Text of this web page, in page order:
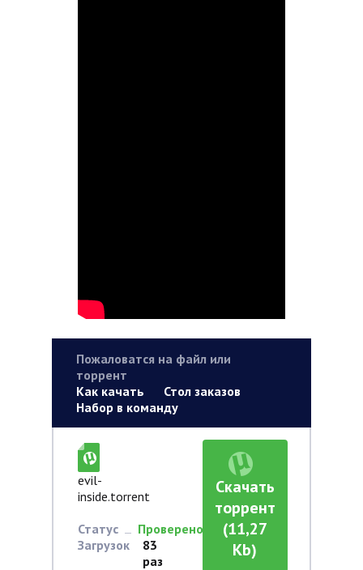
Пожаловатся на файл или
торрент
Как качать
Стол заказов
Набор в команду
evil-
inside.torrent
Статус
Проверено
Загрузок
83
раз
Скачать
торрент
(11,27
Kb)